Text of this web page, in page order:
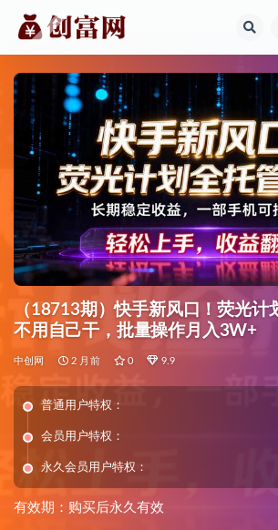
（18713期）快手新风口！荧光计
不用自己干，批量操作月入3W+
中创网 2 月前 0 9.9
普通用户特权：
会员用户特权：
永久会员用户特权：
有效期：购买后永久有效